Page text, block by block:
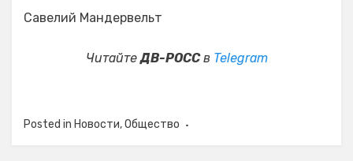
Савелий Мандервельт
ЧитайтеДВ-РОССв Telegram
Posted in Новости,Общество